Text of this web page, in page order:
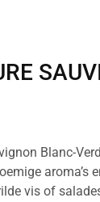
Blanc-
aroma’s
vis of